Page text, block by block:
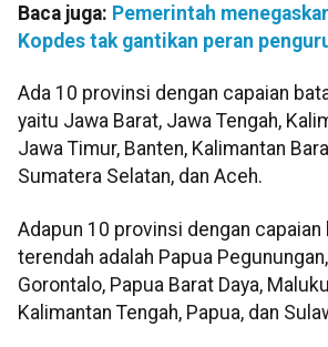
Baca juga: Pemerintah
Kopdes tak gantikan peran
Ada 10 provinsi dengan capaian
yaitu Jawa Barat, Jawa Tengah,
Jawa Timur, Banten, Kalimantan
Sumatera Selatan, dan Aceh.
Adapun 10 provinsi dengan
terendah adalah Papua
Gorontalo, Papua Barat Daya,
Kalimantan Tengah, Papua, dan